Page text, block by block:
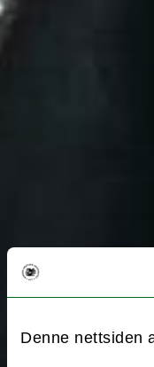
Denne nettsiden